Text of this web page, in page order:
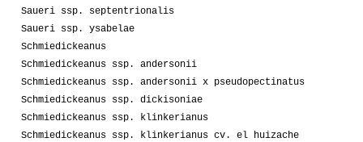
Saueri ssp. septentrionalis
Saueri ssp. ysabelae
Schmiedickeanus
Schmiedickeanus ssp. andersonii
Schmiedickeanus ssp. andersonii x pseudopectinatus
Schmiedickeanus ssp. dickisoniae
Schmiedickeanus ssp. klinkerianus
Schmiedickeanus ssp. klinkerianus cv. el huizache